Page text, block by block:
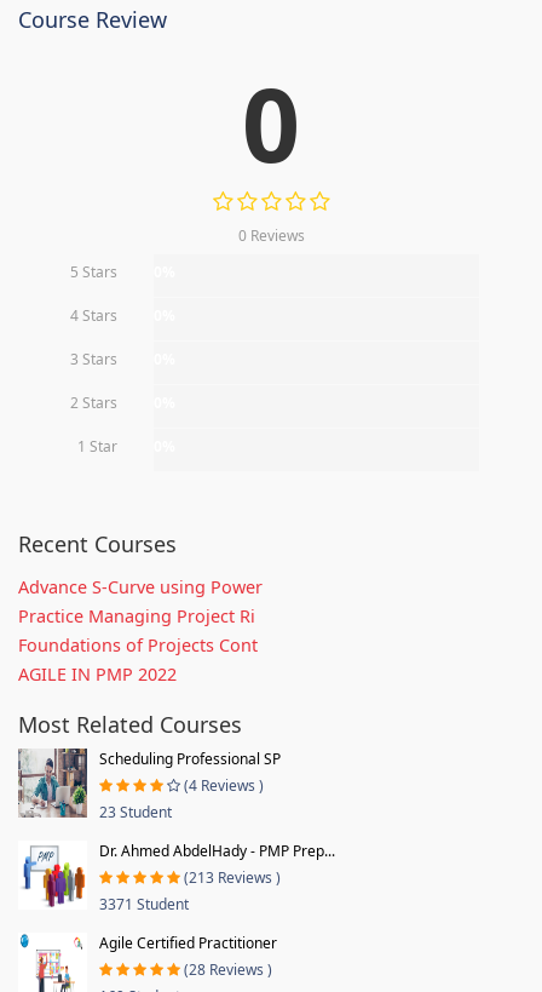
Course Review
0
0 Reviews
5 Stars
4 Stars
3 Stars
2 Stars
1 Star
Recent Courses
Advance S-Curve using Power
Practice Managing Project Ri
Foundations of Projects Cont
AGILE IN PMP 2022
Most Related Courses
Scheduling Professional SP
(4 Reviews )
23 Student
Dr. Ahmed AbdelHady - PMP Prep...
(213 Reviews )
3371 Student
Agile Certified Practitioner
(28 Reviews )